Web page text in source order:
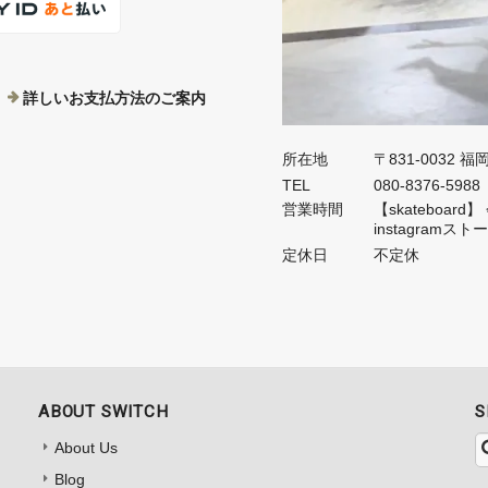
詳しいお支払方法のご案内
所在地
〒831-0032 福
TEL
080-8376-5988
営業時間
【skateboard
instagramスト
定休日
不定休
ABOUT SWITCH
About Us
Blog